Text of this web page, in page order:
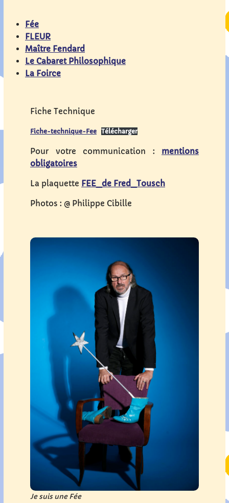
Fée
FLEUR
Maître Fendard
Le Cabaret Philosophique
La Foirce
Fiche Technique
Fiche-technique-Fee Télécharger
Pour votre communication : mentions
obligatoires
La plaquette FEE_de Fred_Tousch
Photos : @ Philippe Cibille
Je suis une Fée